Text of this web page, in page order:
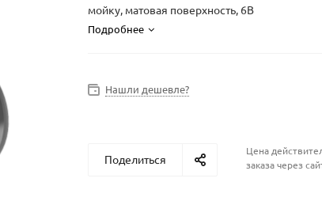
мойку, матовая поверхность, 6В
Подробнее
Нашли дешевле?
Поделиться
Цена
заказа через